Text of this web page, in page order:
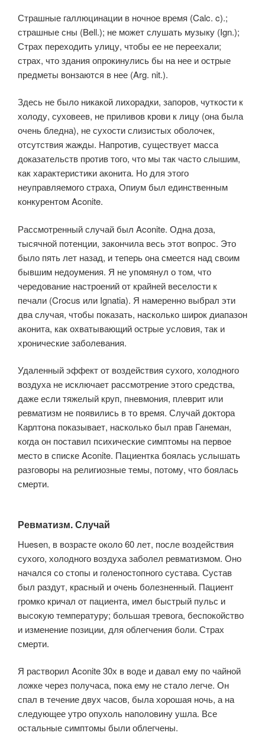
Страшные галлюцинации в ночное время (Calc. c).;
страшные сны (Bell.); не может слушать музыку (Ign.);
Страх переходить улицу, чтобы ее не переехали;
страх, что здания опрокинулись бы на нее и острые
предметы вонзаются в нее (Arg. nit.).
Здесь не было никакой лихорадки, запоров, чуткости к
холоду, суховеев, не приливов крови к лицу (она была
очень бледна), не сухости слизистых оболочек,
отсутствия жажды. Напротив, существует масса
доказательств против того, что мы так часто слышим,
как характеристики аконита. Но для этого
неуправляемого страха, Опиум был единственным
конкурентом Aconite.
Рассмотренный случай был Aconite. Одна доза,
тысячной потенции, закончила весь этот вопрос. Это
было пять лет назад, и теперь она смеется над своим
бывшим недоумения. Я не упомянул о том, что
чередование настроений от крайней веселости к
печали (Crocus или Ignatia). Я намеренно выбрал эти
два случая, чтобы показать, насколько широк диапазон
аконита, как охватывающий острые условия, так и
хронические заболевания.
Удаленный эффект от воздействия сухого, холодного
воздуха не исключает рассмотрение этого средства,
даже если тяжелый круп, пневмония, плеврит или
ревматизм не появились в то время. Случай доктора
Карлтона показывает, насколько был прав Ганеман,
когда он поставил психические симптомы на первое
место в списке Aconite. Пациентка боялась услышать
разговоры на религиозные темы, потому, что боялась
смерти.
Ревматизм. Случай
Huesen, в возрасте около 60 лет, после воздействия
сухого, холодного воздуха заболел ревматизмом. Оно
начался со стопы и голеностопного сустава. Сустав
был раздут, красный и очень болезненный. Пациент
громко кричал от пациента, имел быстрый пульс и
высокую температуру; большая тревога, беспокойство
и изменение позиции, для облегчения боли. Страх
смерти.
Я растворил Aconite 30х в воде и давал ему по чайной
ложке через получаса, пока ему не стало легче. Он
спал в течение двух часов, была хорошая ночь, а на
следующее утро опухоль наполовину ушла. Все
остальные симптомы были облегчены.